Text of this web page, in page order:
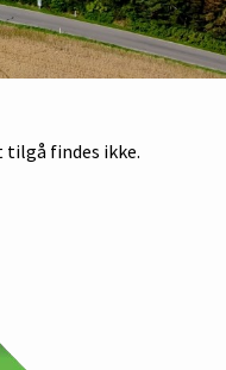
tilgå findes ikke.